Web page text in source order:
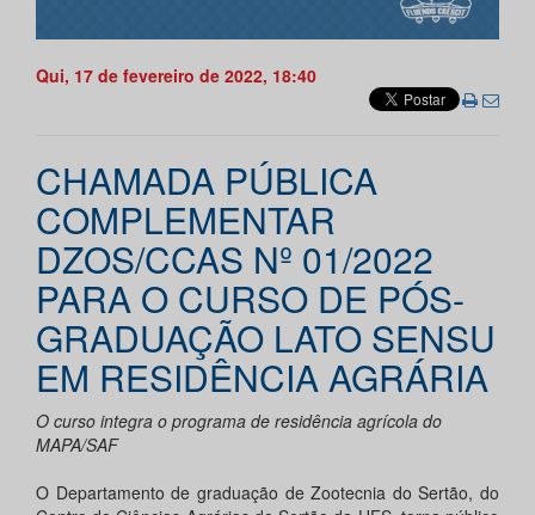
Qui, 17 de fevereiro de 2022, 18:40
CHAMADA PÚBLICA
COMPLEMENTAR
DZOS/CCAS Nº 01/2022
PARA O CURSO DE PÓS-
GRADUAÇÃO LATO SENSU
EM RESIDÊNCIA AGRÁRIA
O curso integra o programa de residência agrícola do
MAPA/SAF
O Departamento de graduação de Zootecnia do Sertão, do